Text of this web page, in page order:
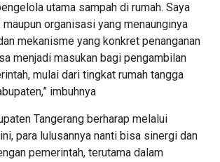
utama sampah di rumah. Saya
organisasi yang menaunginya
mekanisme yang konkret penanganan
menjadi masukan bagi pengambilan
mulai dari tingkat rumah tangga
imbuhnya
Tangerang berharap melalui
para lulusannya nanti bisa sinergi dan
pemerintah, terutama dalam